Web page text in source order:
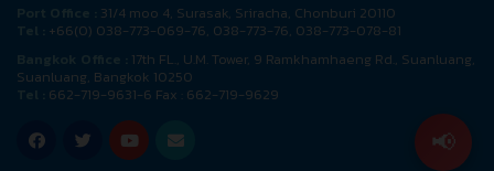
📢
31/4 moo 4, Surasak, Sriracha, Chonburi 20110
+66(0) 038-773-069-76, 038-773-76, 038-773-078-81
17th FL., U.M. Tower, 9 Ramkhamhaeng Rd., Suanluang,
Suanluang, Bangkok 10250
662-719-9631-6 Fax : 662-719-9629